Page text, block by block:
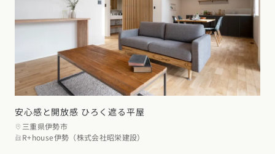
安心感と開放感 ひろく遮る平屋
三重県伊勢市
R+house伊勢（株式会社昭栄建設）